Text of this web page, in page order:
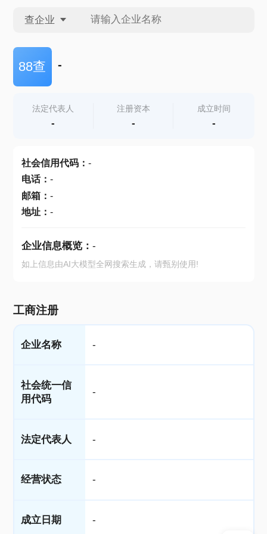
查企业
查企业
查产地
88查 -
法定代表人
-
注册资本
-
成立时间
-
社会信用代码： -
电话： -
邮箱： -
地址： -
企业信息概览： -
如上信息由AI大模型全网搜索生成，请甄别使用!
工商注册
企业名称 -
社会统一信
用代码
-
法定代表人 -
经营状态 -
成立日期 -